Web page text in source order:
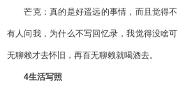
芒克：真的是好遥远的事情，而且觉得不
有人问我，为什么不写回忆录，我觉得没啥
无聊赖才去怀旧，再百无聊赖就喝酒去。
4生活写照